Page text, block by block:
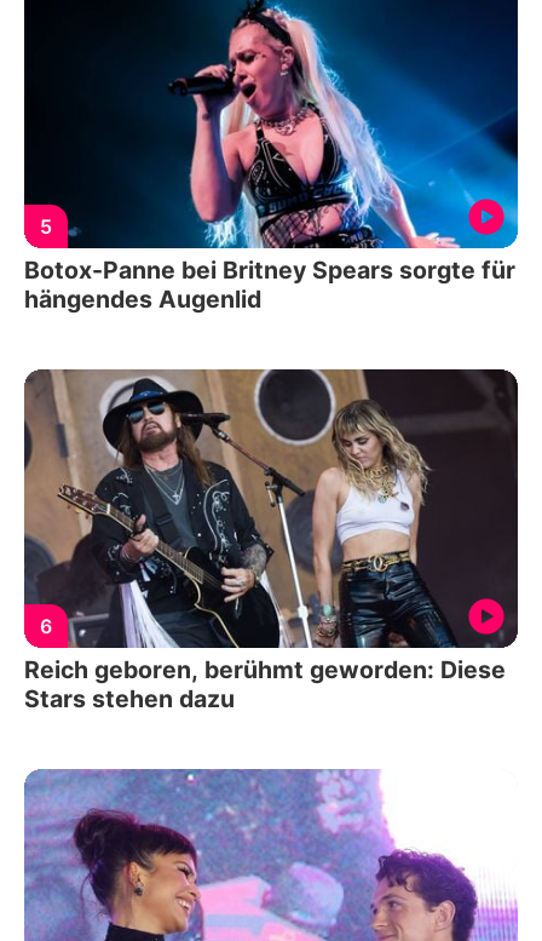
5
Botox-Panne bei Britney Spears sorgte für
hängendes Augenlid
6
Reich geboren, berühmt geworden: Diese
Stars stehen dazu